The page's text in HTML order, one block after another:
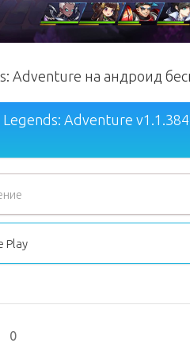
Adventure на андроид
Adventure v1.1.384
Play
0